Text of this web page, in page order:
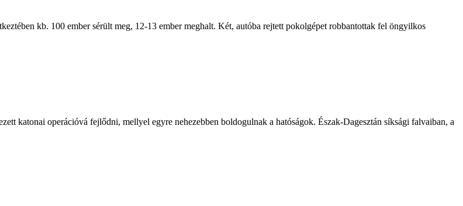
kb. 100 ember sérült meg, 12-13 ember meghalt. Két, autóba rejtett pokolgépet robbantottak fel öngyilkos
katonai operációvá fejlődni, mellyel egyre nehezebben boldogulnak a hatóságok. Észak-Dagesztán síksági falvaiban, a